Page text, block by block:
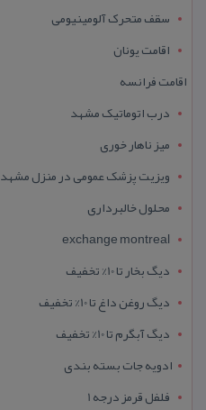
سقف متحرک آلومینیومی
اقامت یونان
اقامت فرانسه
درب اتوماتیک مشهد
میز ناهار خوری
ویزیت پزشک عمومی در منزل مشهد
محلول خالبرداری
exchange montreal
دیگ بخار تا 10% تخفیف
دیگ روغن داغ تا 10% تخفیف
دیگ آبگرم تا 10% تخفیف
ادویه جات بسته بندی
فلفل قرمز درجه 1